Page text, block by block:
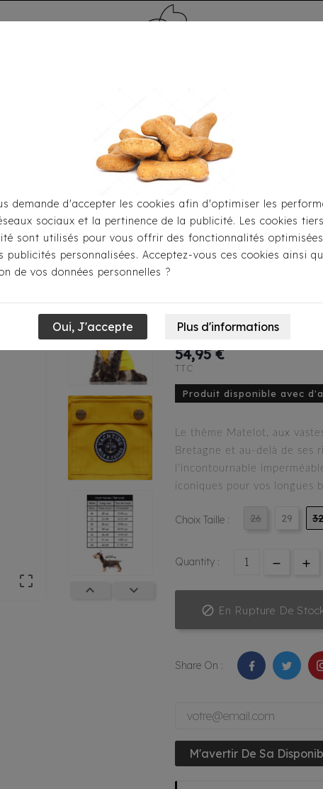
MÉDAILLE - PET ID TAG TOILETTAGE
S'habiller Imperméables Imperméable Milk & Pepper

 
Imperméable
Babord Jaune
54,95 €
TTC
Produit disponible avec
Le thème Matelot, aux
Bretagne et au-delà de ses
l'incontournable
iconiques pour vos longues
Choix Taille : 26 29 32
Quantity :
 En Rupture De
Share On :
M'avertir De Sa
demande d'accepter les cookies afin d'optimiser les
sociaux et la pertinence de la publicité. Les cookies
sont utilisés pour vous offrir des fonctionnalités
publicités personnalisées. Acceptez-vous ces cookies ainsi
de vos données personnelles ?